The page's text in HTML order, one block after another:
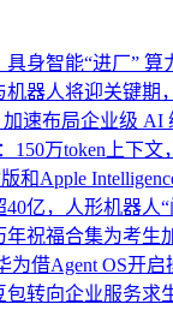
身智能“进厂”
机器人将迎关键期
加速布局企业级 AI
150万token上下
和Apple
亿，人形机器人
祝福合集为考生
为借Agent OS开
包转向企业服务求